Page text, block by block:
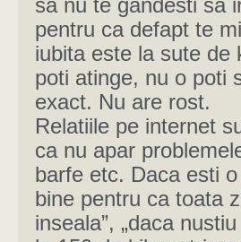
sa nu te gandesti sa
pentru ca defapt te
iubita este la sute de
poti atinge, nu o poti
exact. Nu are rost.
Relatiile pe internet
ca nu apar
barfe etc. Daca esti
bine pentru ca toata
inseala”, „daca